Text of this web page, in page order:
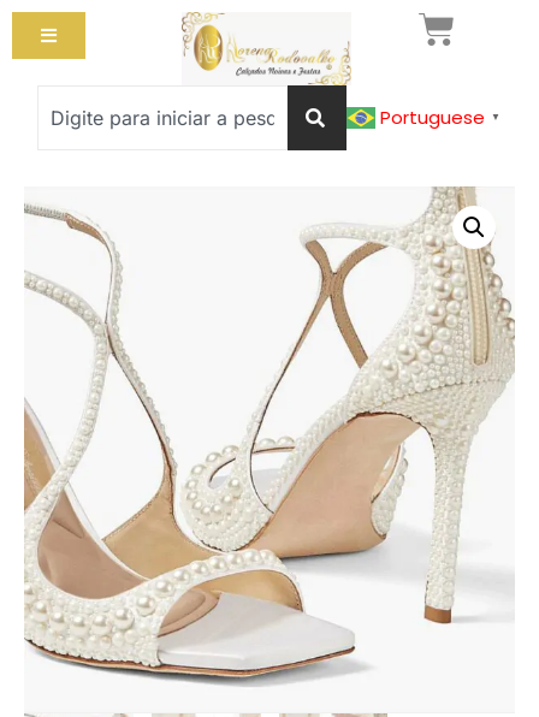
Portuguese ▼